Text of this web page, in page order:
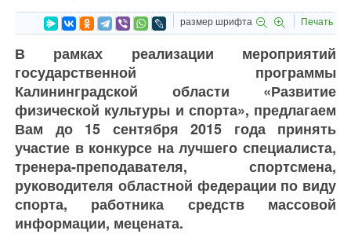
размер шрифта Печать
В рамках реализации мероприятий
государственной программы
Калининградской области «Развитие
физической культуры и спорта», предлагаем
Вам до 15 сентября 2015 года принять
участие в конкурсе на лучшего специалиста,
тренера-преподавателя, спортсмена,
руководителя областной федерации по виду
спорта, работника средств массовой
информации, мецената.